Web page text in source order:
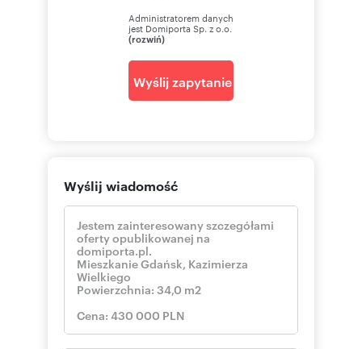
Administratorem danych
jest Domiporta Sp. z o.o.
(rozwiń)
Wyślij zapytanie
Wyślij wiadomość